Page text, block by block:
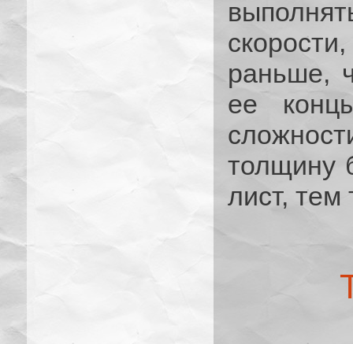
раньше,
ее
толщину
лист, тем